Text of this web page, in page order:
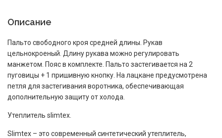
Описание
Пальто свободного кроя средней длины. Рукав
цельнокроеный. Длину рукава можно регулировать
манжетом. Пояс в комплекте. Пальто застегивается на 2
пуговицы + 1 пришивную кнопку. На лацкане предусмотрена
петля для застегивания воротника, обеспечивающая
дополнительную защиту от холода.
Утеплитель slimtex.
Slimtex – это современный синтетический утеплитель,